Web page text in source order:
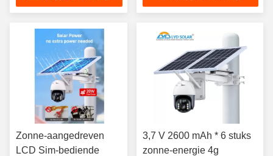
Zonne-aangedreven
LCD Sim-bediende
3,7 V 2600 mAh * 6 stuks
zonne-energie 4g